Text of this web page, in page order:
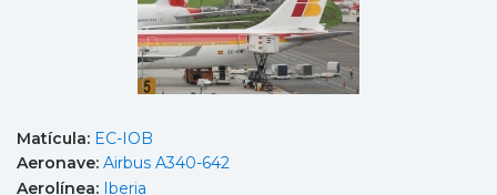
Matícula: EC-IOB
Aeronave: Airbus A340-642
Aerolínea: Iberia